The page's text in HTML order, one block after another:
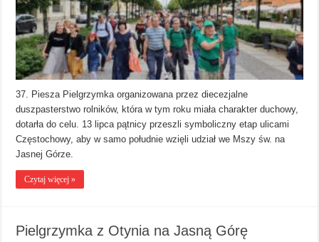
37. Piesza Pielgrzymka organizowana przez diecezjalne
duszpasterstwo rolników, która w tym roku miała charakter duchowy,
dotarła do celu. 13 lipca pątnicy przeszli symboliczny etap ulicami
Częstochowy, aby w samo południe wzięli udział we Mszy św. na
Jasnej Górze.
Czytaj więcej »
Pielgrzymka z Otynia na Jasną Górę